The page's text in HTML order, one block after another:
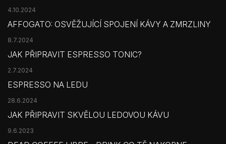
4.10.2024
AFFOGATO: OSVĚŽUJÍCÍ SPOJENÍ KÁVY A ZMRZLINY
8.7.2024
JAK PŘIPRAVIT ESPRESSO TONIC?
2.7.2024
ESPRESSO NA LEDU
28.6.2024
JAK PŘIPRAVIT SKVĚLOU LEDOVOU KÁVU
9.6.2023